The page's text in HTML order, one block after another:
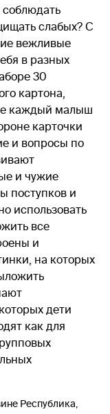
соблюдать
слабых? С
вежливые
в разных
30
картона,
каждый малыш
карточки
и вопросы по
и чужие
поступков и
использовать
все
и
на которых
дети
как для
Республика,